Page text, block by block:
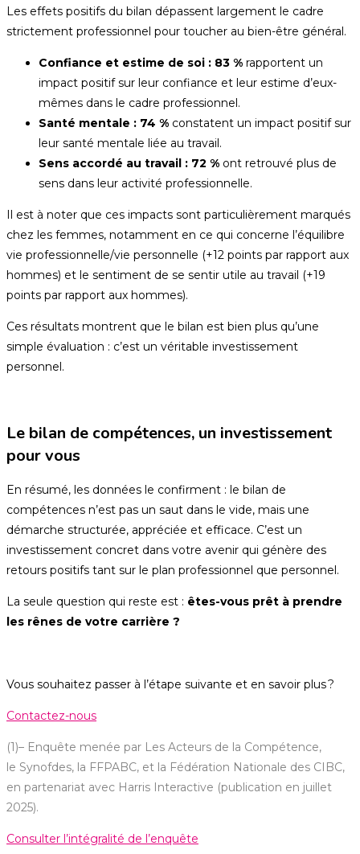
Les effets positifs du bilan dépassent largement le cadre
strictement professionnel pour toucher au bien-être général.
Confiance et estime de soi : 83 % rapportent un
impact positif sur leur confiance et leur estime d’eux-
mêmes dans le cadre professionnel.
Santé mentale : 74 % constatent un impact positif sur
leur santé mentale liée au travail.
Sens accordé au travail : 72 % ont retrouvé plus de
sens dans leur activité professionnelle.
Il est à noter que ces impacts sont particulièrement marqués
chez les femmes, notamment en ce qui concerne l’équilibre
vie professionnelle/vie personnelle (+12 points par rapport aux
hommes) et le sentiment de se sentir utile au travail (+19
points par rapport aux hommes).
Ces résultats montrent que le bilan est bien plus qu’une
simple évaluation : c’est un véritable investissement
personnel.
Le bilan de compétences, un investissement
pour vous
En résumé, les données le confirment : le bilan de
compétences n’est pas un saut dans le vide, mais une
démarche structurée, appréciée et efficace. C’est un
investissement concret dans votre avenir qui génère des
retours positifs tant sur le plan professionnel que personnel.
La seule question qui reste est : êtes-vous prêt à prendre
les rênes de votre carrière ?
Vous souhaitez passer à l’étape suivante et en savoir plus ?
Contactez-nous
(1)– Enquête menée par Les Acteurs de la Compétence,
le Synofdes, la FFPABC, et la Fédération Nationale des CIBC,
en partenariat avec Harris Interactive (publication en juillet
2025).
Consulter l’intégralité de l’enquête